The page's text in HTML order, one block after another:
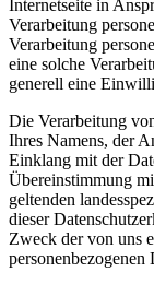
Internetseite in
Verarbeitung
Verarbeitung
eine solche
generell eine
Die Verarbeitung
Ihres Namens, der
Einklang mit der
Übereinstimmung
geltenden
dieser
Zweck der von uns